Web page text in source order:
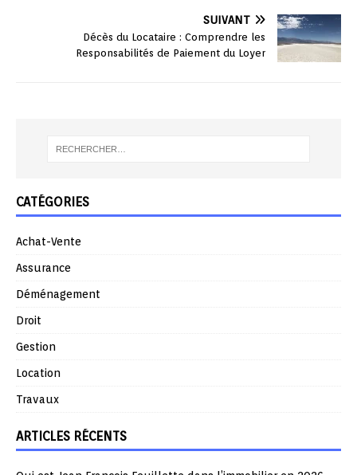
SUIVANT
Décès du Locataire : Comprendre les
Responsabilités de Paiement du Loyer
CATÉGORIES
Achat-Vente
Assurance
Déménagement
Droit
Gestion
Location
Travaux
ARTICLES RÉCENTS